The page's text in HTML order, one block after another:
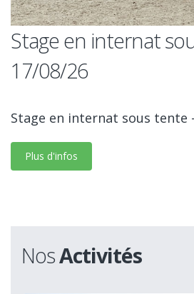
Stage en internat
17/08/26
Stage en internat sous tente
Plus d'infos
NosActivités